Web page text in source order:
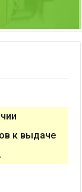
к выдаче